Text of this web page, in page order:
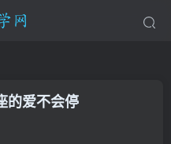
的爱不会停